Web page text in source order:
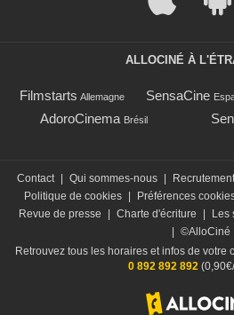
ALLOCINÉ À
Filmstarts Allemagne SensaCine
AdoroCinema Brésil
Contact Qui sommes-nous Recrutement
Politique de cookies
Préférences
Revue de presse
Charte d'écriture Les
©AlloCiné
Retrouvez tous les horaires et infos de votre
0 892 892 892